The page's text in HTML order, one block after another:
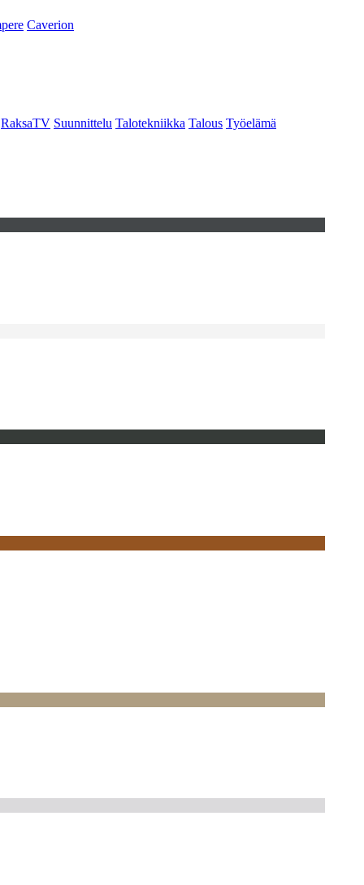
Caverion
RaksaTV Suunnittelu Talotekniikka Talous Työelämä